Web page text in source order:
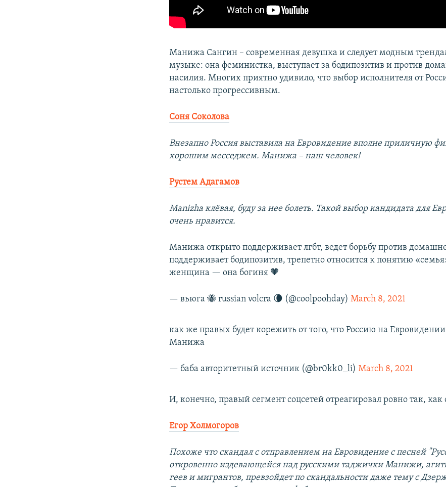
Манижа Сангин – современная девушка и следует модным
музыке: она феминистка, выступает за бодипозитив и против
насилия. Многих приятно удивило, что выбор исполнителя от
настолько прогрессивным.
Соня Соколова
Внезапно Россия выставила на Евровидение вполне приличную
хорошим месседжем. Манижа – наш человек!
Рустем Адагамов
Manizha клёвая, буду за нее болеть. Такой выбор кандидата для
очень нравится.
Манижа открыто поддерживает лгбт, ведет борьбу против
поддерживает бодипозитив, трепетно относится к понятию
женщина — она богиня 🧡
— вьюга 🐝 russian volcra 🌘 (@coolpoohday)March 8, 2021
как же правых будет корежить от того, что Россию на
Манижа
— баба авторитетный источник (@br0kk0_li)March 8, 2021
И, конечно, правый сегмент соцсетей отреагировал ровно так, как
Егор Холмогоров
Похоже что скандал с отправлением на Евровидение с песней
откровенно издевающейся над русскими таджички Манижи,
геев и мигрантов, превзойдет по скандальности даже тему с